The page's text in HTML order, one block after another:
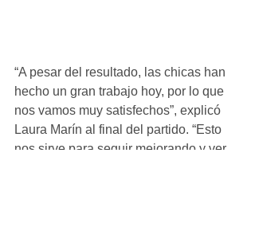
“A pesar del resultado, las chicas han
hecho un gran trabajo hoy, por lo que
nos vamos muy satisfechos”, explicó
Laura Marín al final del partido. “Esto
nos sirve para seguir mejorando y ver